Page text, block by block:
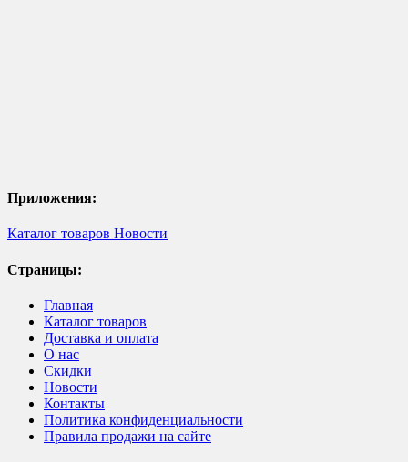
Приложения:
Каталог товаров Новости
Страницы:
Главная
Каталог товаров
Доставка и оплата
О нас
Скидки
Новости
Контакты
Политика конфиденциальности
Правила продажи на сайте